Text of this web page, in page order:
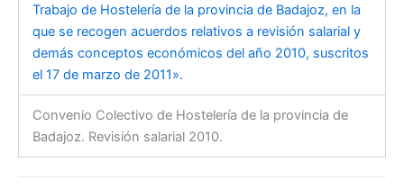
Trabajo de Hostelería de la provincia de Badajoz, en la
que se recogen acuerdos relativos a revisión salarial y
demás conceptos económicos del año 2010, suscritos
el 17 de marzo de 2011».
Convenio Colectivo de Hostelería de la provincia de
Badajoz. Revisión salarial 2010.